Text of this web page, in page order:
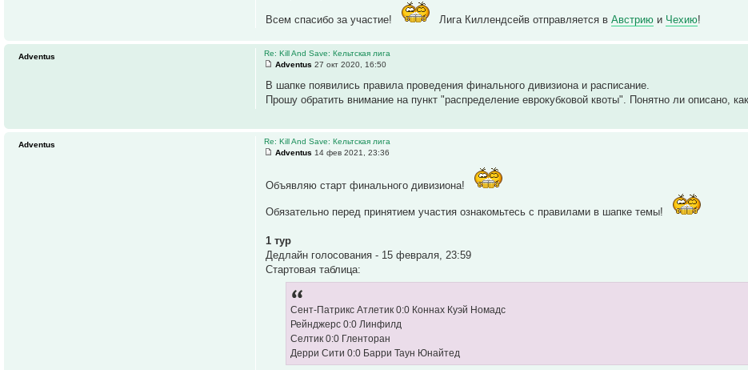
Всем спасибо за участие! Лига Киллендсейв отправляется вАвстрию и Чехию!
Re: Kill And Save: Кельтская лига
Adventus 27 окт 2020, 16:50
В шапке появились правила проведения финального дивизиона и расписание.
Прошу обратить внимание на пункт "распределение еврокубковой квоты". Понятно ли описано,
Adventus
Re: Kill And Save: Кельтская лига
Adventus 14 фев 2021, 23:36
Объявляю старт финального дивизиона!
Обязательно перед принятием участия ознакомьтесь с правилами в шапке темы!
1 тур
Дедлайн голосования - 15 февраля, 23:59
Стартовая таблица:
Сент-Патрикс Атлетик 0:0 Коннах Куэй Номадс
Рейнджерс 0:0 Линфилд
Селтик 0:0 Гленторан
Дерри Сити 0:0 Барри Таун Юнайтед
Adventus